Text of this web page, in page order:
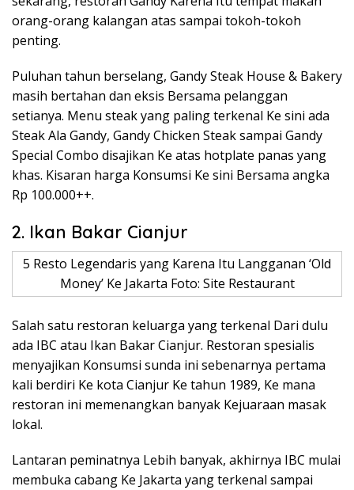
orang-orang kalangan atas sampai tokoh-tokoh
penting.
Puluhan tahun berselang, Gandy Steak House & Bakery
masih bertahan dan eksis Bersama pelanggan
setianya. Menu steak yang paling terkenal Ke sini ada
Steak Ala Gandy, Gandy Chicken Steak sampai Gandy
Special Combo disajikan Ke atas hotplate panas yang
khas. Kisaran harga Konsumsi Ke sini Bersama angka
Rp 100.000++.
2. Ikan Bakar Cianjur
5 Resto Legendaris yang Karena Itu Langganan ‘Old
Money’ Ke Jakarta Foto: Site Restaurant
Salah satu restoran keluarga yang terkenal Dari dulu
ada IBC atau Ikan Bakar Cianjur. Restoran spesialis
menyajikan Konsumsi sunda ini sebenarnya pertama
kali berdiri Ke kota Cianjur Ke tahun 1989, Ke mana
restoran ini memenangkan banyak Kejuaraan masak
lokal.
Lantaran peminatnya Lebih banyak, akhirnya IBC mulai
membuka cabang Ke Jakarta yang terkenal sampai